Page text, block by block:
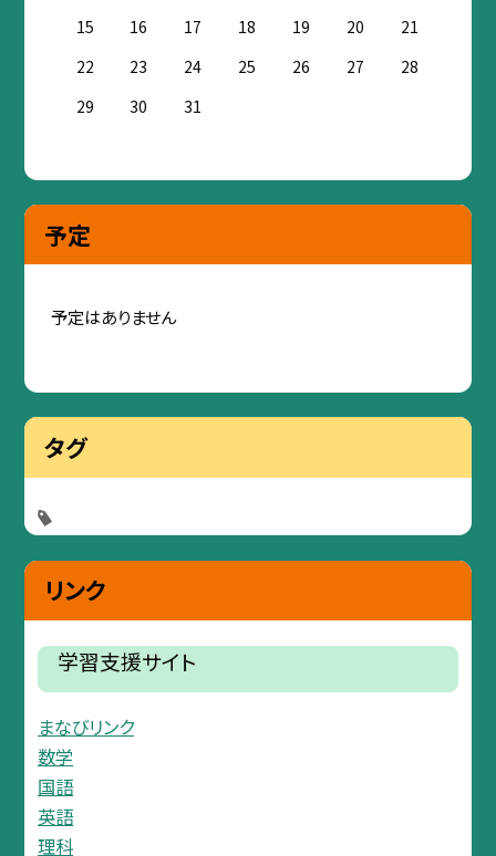
15
16 17 18 19 20
21
22
23 24 25 26 27
28
29
30 31
予定
予定はありません
タグ
リンク
学習支援サイト
まなびリンク
数学
国語
英語
理科